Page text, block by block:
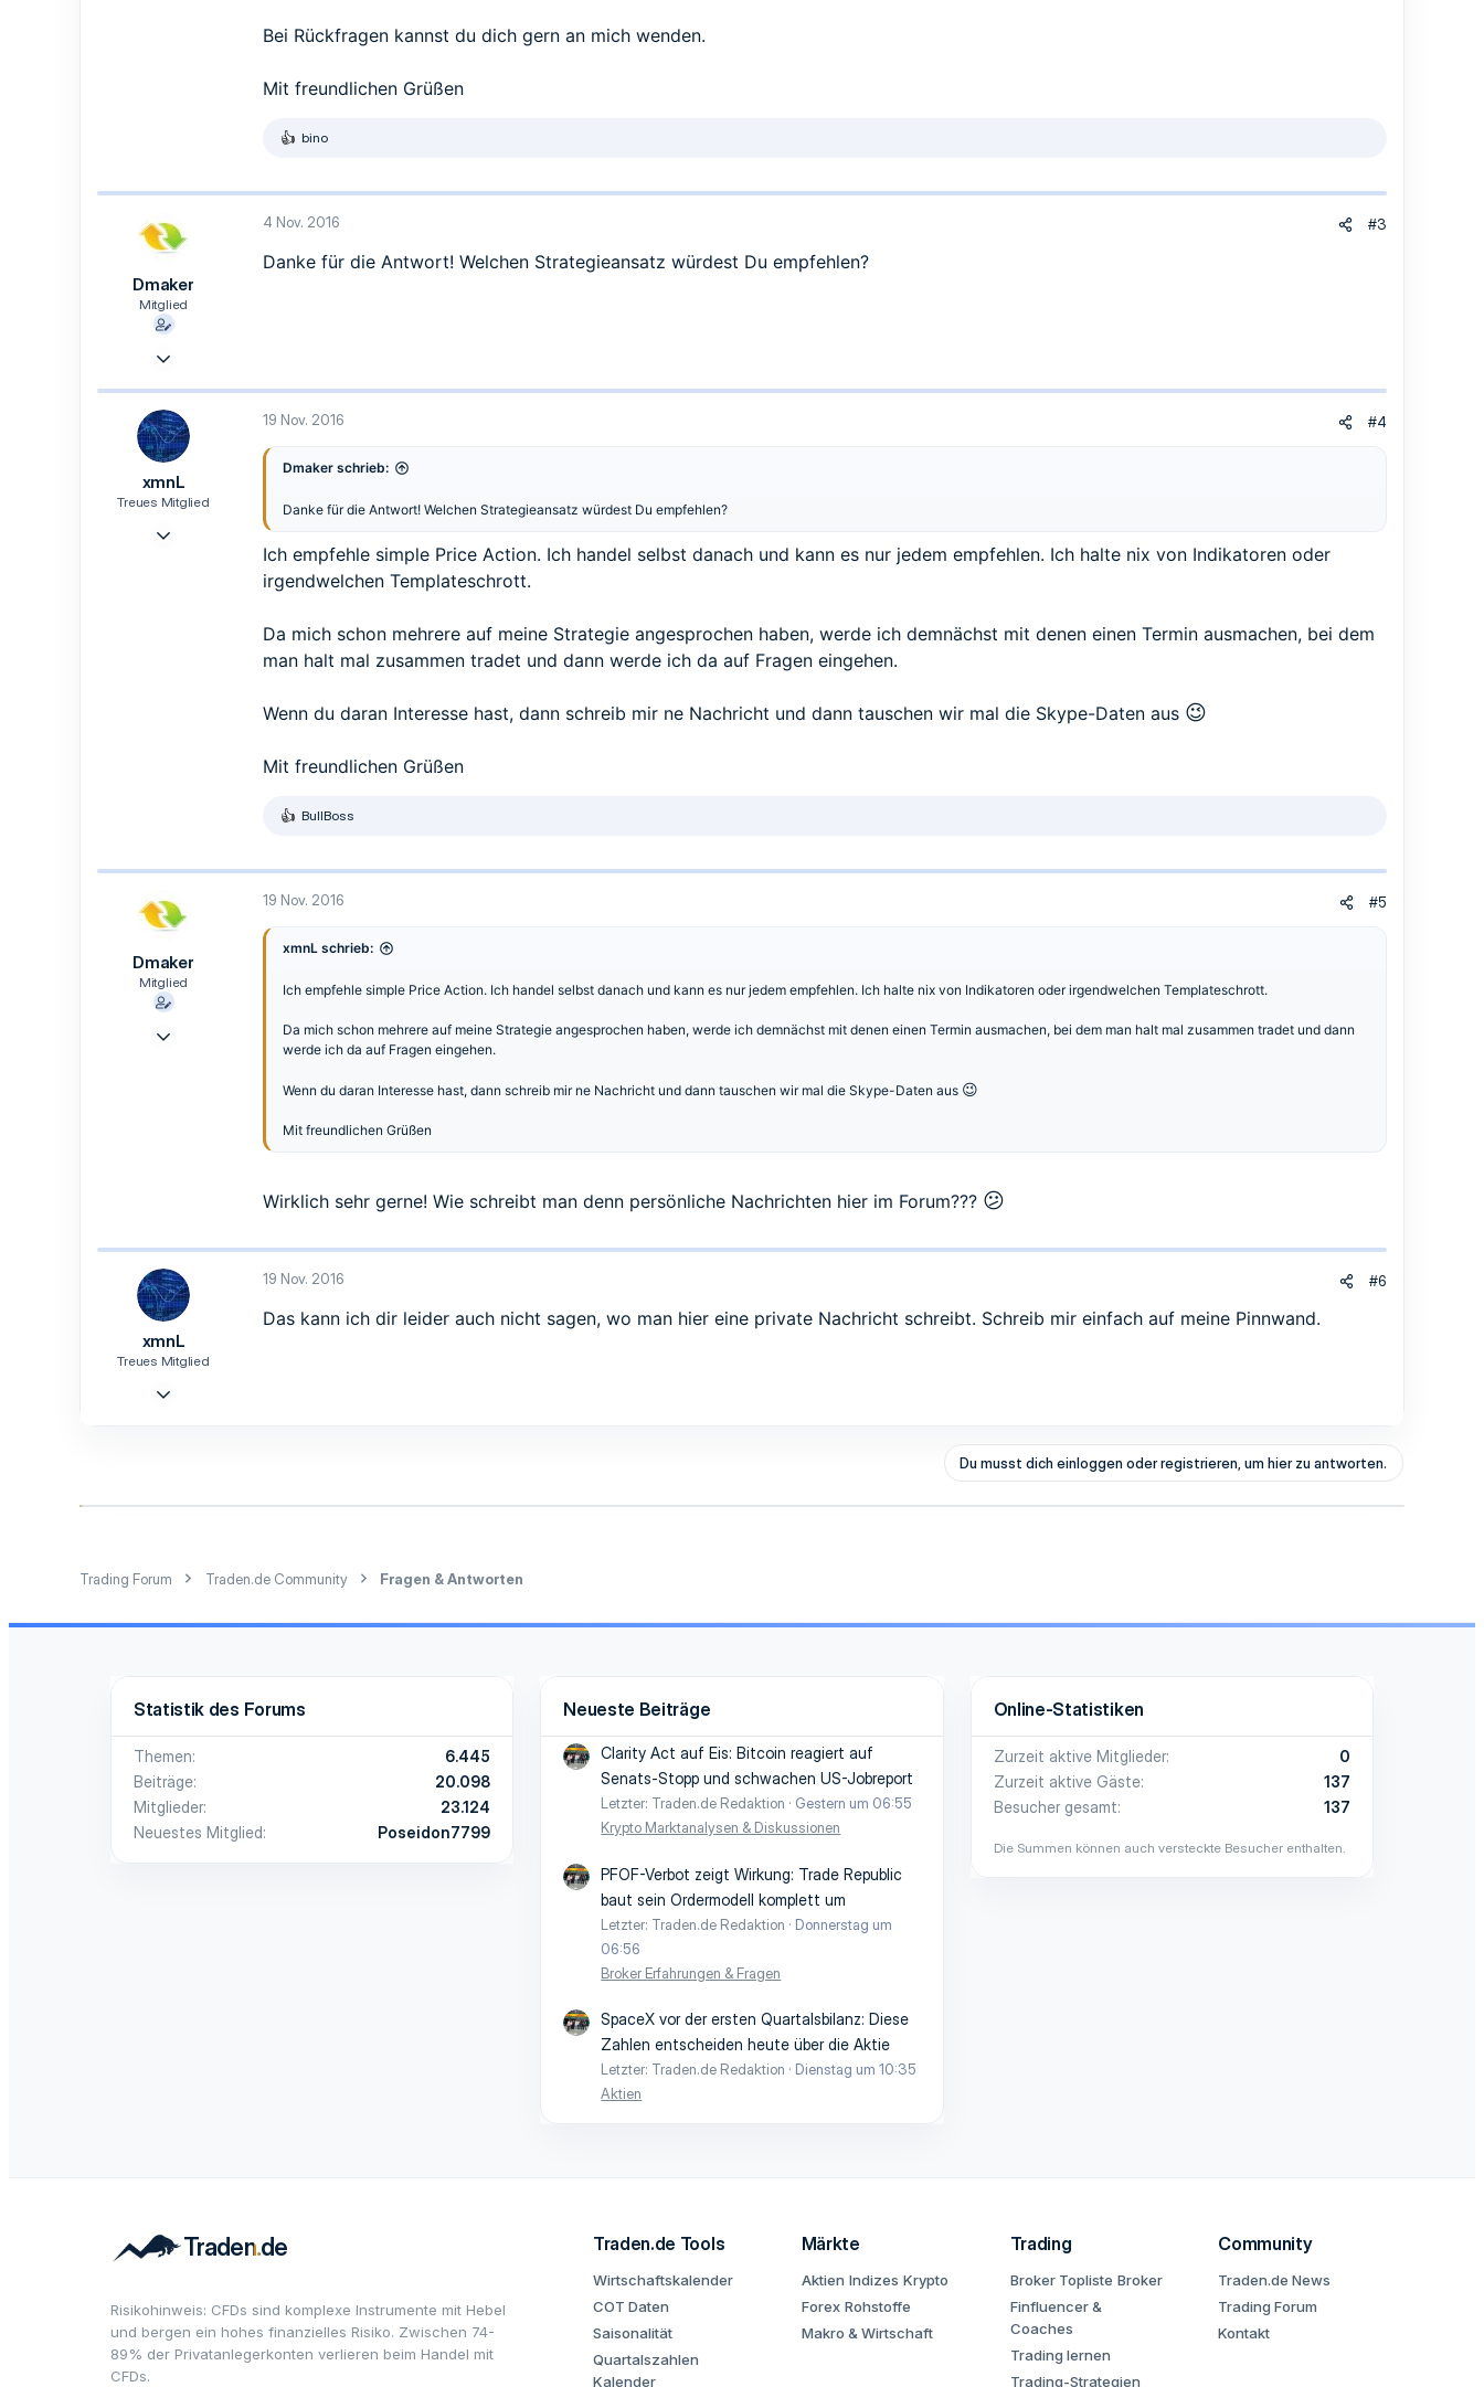
Bei Rückfragen kannst du dich gern an mich wenden.
Mit freundlichen Grüßen
R
k
t
n
bino
Dmaker
Mitglied
4 Nov. 2016 #3
Danke für die Antwort! Welchen Strategieansatz würdest Du empfehlen?
xmnL
Treues Mitglied
19 Nov. 2016 #4
Dmaker schrieb:
Danke für die Antwort! Welchen Strategieansatz würdest Du empfehlen?
Ich empfehle simple Price Action. Ich handel selbst danach und kann es nur jedem empfehlen. Ich halte nix von Indikatoren oder
irgendwelchen Templateschrott.
Da mich schon mehrere auf meine Strategie angesprochen haben, werde ich demnächst mit denen einen Termin ausmachen, bei dem
man halt mal zusammen tradet und dann werde ich da auf Fragen eingehen.
Wenn du daran Interesse hast, dann schreib mir ne Nachricht und dann tauschen wir mal die Skype-Daten aus 😉
Mit freundlichen Grüßen
R
k
n
n
BullBoss
Dmaker
Mitglied
19 Nov. 2016 #5
xmnL schrieb:
Ich empfehle simple Price Action. Ich handel selbst danach und kann es nur jedem empfehlen. Ich halte nix von Indikatoren oder irgendwelchen Templateschrott.
Da mich schon mehrere auf meine Strategie angesprochen haben, werde ich demnächst mit denen einen Termin ausmachen, bei dem man halt mal zusammen tradet und dann
werde ich da auf Fragen eingehen.
Wenn du daran Interesse hast, dann schreib mir ne Nachricht und dann tauschen wir mal die Skype-Daten aus 😉
Mit freundlichen Grüßen
Wirklich sehr gerne! Wie schreibt man denn persönliche Nachrichten hier im Forum??? 😕
xmnL
Treues Mitglied
19 Nov. 2016 #6
Das kann ich dir leider auch nicht sagen, wo man hier eine private Nachricht schreibt. Schreib mir einfach auf meine Pinnwand.
Du musst dich einloggen oder registrieren, um hier zu antworten.
Trading Forum Traden.de Community Fragen & Antworten
Statistik des Forums
Themen
6.445
Beiträge
20.098
Mitglieder
23.124
Neuestes Mitglied
Poseidon7799
Neueste Beiträge
Clarity Act auf Eis: Bitcoin reagiert auf
Senats-Stopp und schwachen US-Jobreport
Letzter: Traden.de Redaktion
Gestern um 06:55
Krypto Marktanalysen & Diskussionen
PFOF-Verbot zeigt Wirkung: Trade Republic
baut sein Ordermodell komplett um
Letzter: Traden.de Redaktion
Donnerstag um
06:56
Broker Erfahrungen & Fragen
SpaceX vor der ersten Quartalsbilanz: Diese
Zahlen entscheiden heute über die Aktie
Letzter: Traden.de Redaktion
Dienstag um 10:35
Aktien
Online-Statistiken
Zurzeit aktive Mitglieder
0
Zurzeit aktive Gäste
137
Besucher gesamt
137
Die Summen können auch versteckte Besucher enthalten.
Risikohinweis: CFDs sind komplexe Instrumente mit Hebel
und bergen ein hohes finanzielles Risiko. Zwischen 74-
89% der Privatanlegerkonten verlieren beim Handel mit
CFDs.
Traden.de Tools
Wirtschaftskalender
COT Daten
Saisonalität
Quartalszahlen
Kalender
Märkte
Aktien Indizes Krypto
Forex Rohstoffe
Makro & Wirtschaft
Trading
Broker Topliste Broker
Finfluencer &
Coaches
Trading lernen
Trading-Strategien
Community
Traden.de News
Trading Forum
Kontakt